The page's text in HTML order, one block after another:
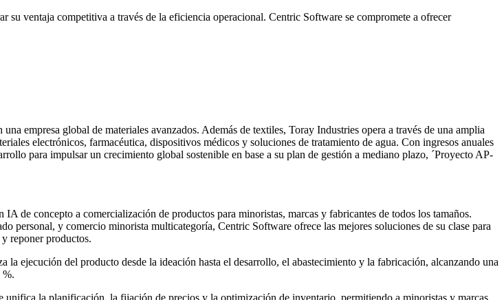
ventaja competitiva a través de la eficiencia operacional. Centric Software se compromete a ofrecer
empresa global de materiales avanzados. Además de textiles, Toray Industries opera a través de una amplia
electrónicos, farmacéutica, dispositivos médicos y soluciones de tratamiento de agua. Con ingresos anuales
para impulsar un crecimiento global sostenible en base a su plan de gestión a mediano plazo, ´Proyecto AP-
de concepto a comercialización de productos para minoristas, marcas y fabricantes de todos los tamaños.
personal, y comercio minorista multicategoría, Centric Software ofrece las mejores soluciones de su clase para
reponer productos.
ejecución del producto desde la ideación hasta el desarrollo, el abastecimiento y la fabricación, alcanzando una
%.
la planificación, la fijación de precios y la optimización de inventario, permitiendo a minoristas y marcas